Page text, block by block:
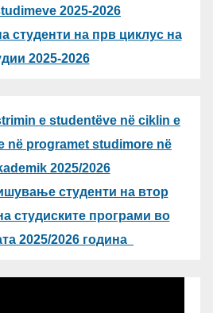
2025-2026
студенти на прв циклус на
2025-2026
e studentëve në ciklin e
në programet studimore në
2025/2026
студенти на втор
студиските програми во
2025/2026 година